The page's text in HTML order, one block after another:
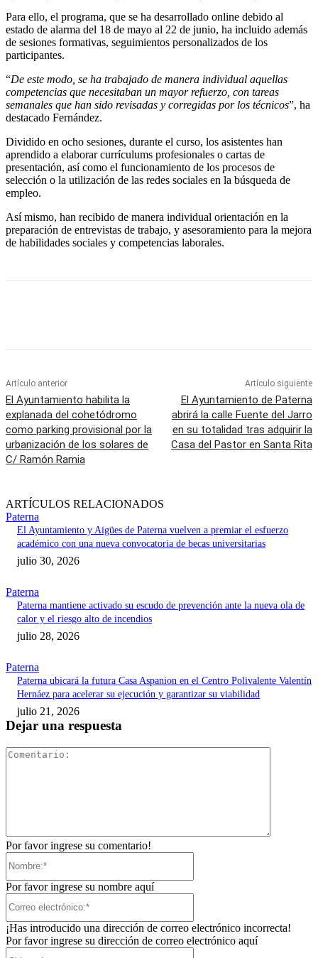
Para ello, el programa, que se ha desarrollado online debido al
estado de alarma del 18 de mayo al 22 de junio, ha incluido además
de sesiones formativas, seguimientos personalizados de los
participantes.
“De este modo, se ha trabajado de manera individual aquellas
competencias que necesitaban un mayor refuerzo, con tareas
semanales que han sido revisadas y corregidas por los técnicos”, ha
destacado Fernández.
Dividido en ocho sesiones, durante el curso, los asistentes han
aprendido a elaborar currículums profesionales o cartas de
presentación, así como el funcionamiento de los procesos de
selección o la utilización de las redes sociales en la búsqueda de
empleo.
Así mismo, han recibido de manera individual orientación en la
preparación de entrevistas de trabajo, y asesoramiento para la mejora
de habilidades sociales y competencias laborales.
Artículo anterior
El Ayuntamiento habilita la
explanada del cohetódromo
como parking provisional por la
urbanización de los solares de
C/ Ramón Ramia
Artículo siguiente
El Ayuntamiento de Paterna
abrirá la calle Fuente del Jarro
en su totalidad tras adquirir la
Casa del Pastor en Santa Rita
ARTÍCULOS RELACIONADOS
Paterna
El Ayuntamiento y Aigües de Paterna vuelven a premiar el esfuerzo
académico con una nueva convocatoria de becas universitarias
julio 30, 2026
Paterna
Paterna mantiene activado su escudo de prevención ante la nueva ola de
calor y el riesgo alto de incendios
julio 28, 2026
Paterna
Paterna ubicará la futura Casa Aspanion en el Centro Polivalente Valentín
Hernáez para acelerar su ejecución y garantizar su viabilidad
julio 21, 2026
Dejar una respuesta
Por favor ingrese su comentario!
Por favor ingrese su nombre aquí
¡Has introducido una dirección de correo electrónico incorrecta!
Por favor ingrese su dirección de correo electrónico aquí